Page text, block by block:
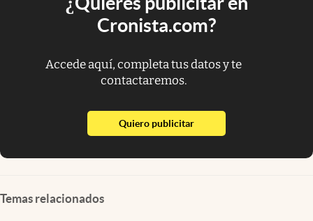
Cronista.com?
Accede aquí, completa tus datos y te
contactaremos.
Quiero publicitarabre en nueva pestaña
Temas relacionados